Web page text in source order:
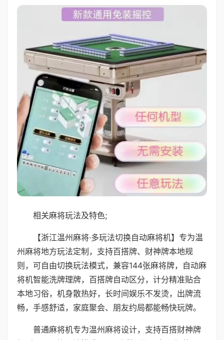
相关麻将玩法及特色;
【浙江温州麻将·多玩法切换自动麻将机】专为温
州麻将地方玩法定制，支持百搭牌、财神牌本地规
则，可自由切换玩法模式，兼容144张麻将牌，自动麻
将机智能洗牌理牌，百搭牌自动区分，计分精准贴合
本地习俗，机身散热好，长时间娱乐不发烫，出牌流
畅，手感舒适，家庭聚会、朋友约局都能畅快玩牌。
普通麻将机专为温州麻将设计，支持百搭财神牌